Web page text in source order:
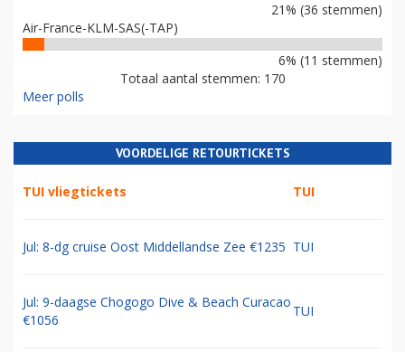
21% (36 stemmen)
Air-France-KLM-SAS(-TAP)
6% (11 stemmen)
Totaal aantal stemmen: 170
Meer polls
VOORDELIGE RETOURTICKETS
TUI vliegtickets TUI
Jul: 8-dg cruise Oost Middellandse Zee €1235 TUI
Jul: 9-daagse Chogogo Dive & Beach Curacao
€1056
TUI